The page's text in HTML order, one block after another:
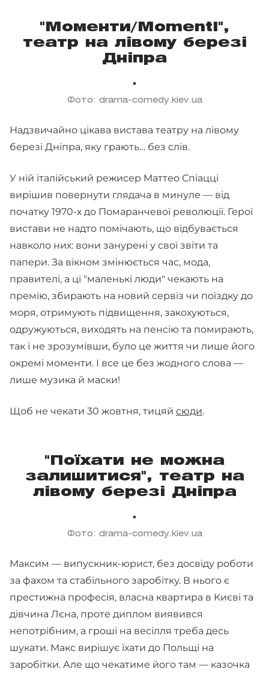
"Моменти/Momenti",
театр на лівому березі
Дніпра
Фото: drama-comedy.kiev.ua
Надзвичайно цікава вистава театру на лівому
березі Дніпра, яку грають… без слів.
У ній італійський режисер Маттео Спіацці
вирішив повернути глядача в минуле — від
початку 1970-х до Помаранчевої революції. Герої
вистави не надто помічають, що відбувається
навколо них: вони занурені у свої звіти та
папери. За вікном змінюється час, мода,
правителі, а ці "маленькі люди" чекають на
премію, збирають на новий сервіз чи поїздку до
моря, отримують підвищення, закохуються,
одружуються, виходять на пенсію та помирають,
так і не зрозумівши, було це життя чи лише його
окремі моменти. І все це без жодного слова —
лише музика й маски!
Щоб не чекати 30 жовтня, тицяй сюди.
"Поїхати не можна
залишитися", театр на
лівому березі Дніпра
Фото: drama-comedy.kiev.ua
Максим — випускник-юрист, без досвіду роботи
за фахом та стабільного заробітку. В нього є
престижна професія, власна квартира в Києві та
дівчина Лєна, проте диплом виявився
непотрібним, а гроші на весілля треба десь
шукати. Макс вирішує їхати до Польщі на
заробітки. Але що чекатиме його там — казочка